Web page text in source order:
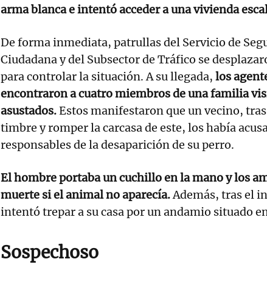
arma blanca e intentó acceder a una vivienda
De forma inmediata, patrullas del Servicio de
Ciudadana y del Subsector de Tráfico se
para controlar la situación. A su llegada, los
encontraron a cuatro miembros de una familia
asustados.Estos manifestaron que un vecino,
timbre y romper la carcasa de este, los había
responsables de la desaparición de su perro.
El hombre portaba un cuchillo en la mano y los
muerte si el animal no aparecía.Además, tras el
intentó trepar a su casa por un andamio situado
Sospechoso